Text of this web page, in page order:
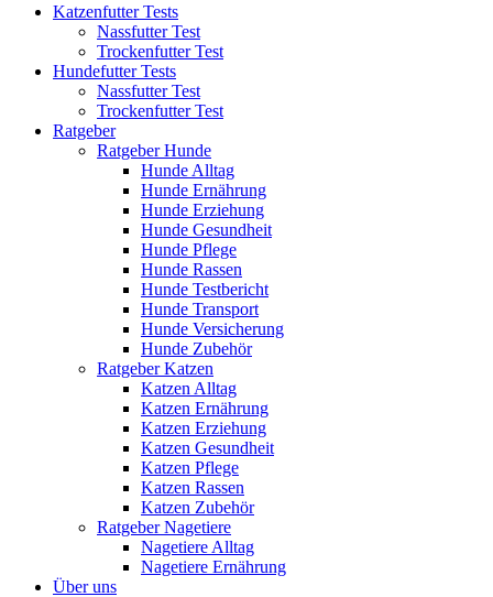
Katzenfutter Tests
Nassfutter Test
Trockenfutter Test
Hundefutter Tests
Nassfutter Test
Trockenfutter Test
Ratgeber
Ratgeber Hunde
Hunde Alltag
Hunde Ernährung
Hunde Erziehung
Hunde Gesundheit
Hunde Pflege
Hunde Rassen
Hunde Testbericht
Hunde Transport
Hunde Versicherung
Hunde Zubehör
Ratgeber Katzen
Katzen Alltag
Katzen Ernährung
Katzen Erziehung
Katzen Gesundheit
Katzen Pflege
Katzen Rassen
Katzen Zubehör
Ratgeber Nagetiere
Nagetiere Alltag
Nagetiere Ernährung
Über uns